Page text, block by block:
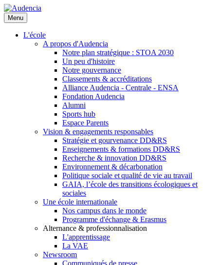
Aller
au
contenu
principal
Menu
L'école
A propos d'Audencia
Notre plan stratégique : STOA 2030
Un peu d'histoire
Notre gouvernance
Classements & accréditations
Alliance Audencia - Centrale - ENSA
Fondation Audencia
Alumni
Sports hub
Espace Parents
Vision & engagements responsables
Stratégie et gourvenance DD&RS
Enseignements & formations DD&RS
Recherche & innovation DD&RS
Environnement & décarbonation
Politique sociale et qualité de vie au travail
GAIA, l’école des transitions écologiques et
sociales
Une école internationale
Nos campus dans le monde
Programme d'échange & Erasmus
Alternance & professionnalisation
L'apprentissage
La VAE
Newsroom
Communiqués de presse